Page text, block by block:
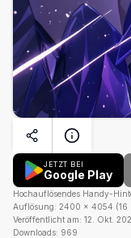
JETZT BEI
Google Play
Hochauflösendes Handy-
Auflösung: 2400 × 4054 (16
Veröffentlicht am: 12. Okt.
Downloads: 969